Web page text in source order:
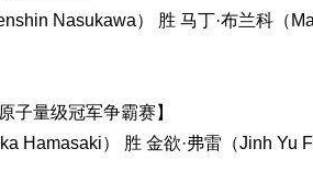
Nasukawa） 胜 马丁·布兰科（
子量级冠军争霸赛】
Hamasaki） 胜 金欲·弗雷（Jinh Yu